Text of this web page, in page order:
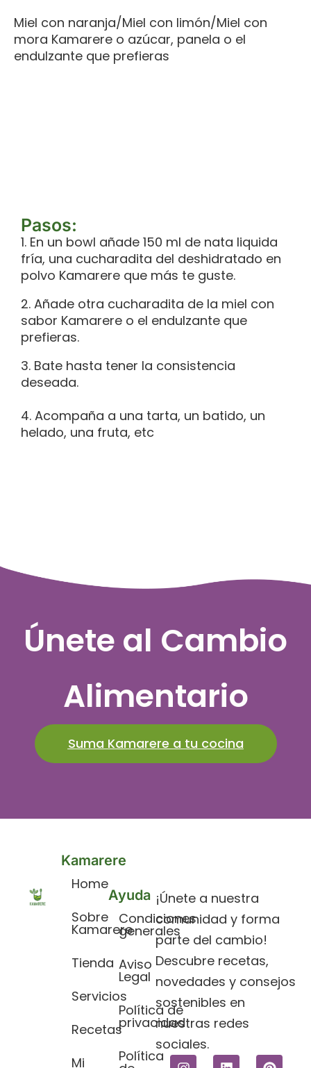
Miel con naranja/Miel con limón/Miel con
mora Kamarere o azúcar, panela o el
endulzante que prefieras
Pasos:
1. En un bowl añade 150 ml de nata liquida
fría, una cucharadita del deshidratado en
polvo Kamarere que más te guste.
2. Añade otra cucharadita de la miel con
sabor Kamarere o el endulzante que
prefieras.
3. Bate hasta tener la consistencia
deseada.
4. Acompaña a una tarta, un batido, un
helado, una fruta, etc
Únete al Cambio
Alimentario
Suma Kamarere a tu cocina
Kamarere
Home
Sobre
Kamarere
Tienda
Servicios
Recetas
Mi
Ayuda
Condiciones
generales
Aviso
Legal​
Política de
privacidad
Política
¡Únete a nuestra
comunidad y forma
parte del cambio!
Descubre recetas,
novedades y consejos
sostenibles en
nuestras redes
sociales.